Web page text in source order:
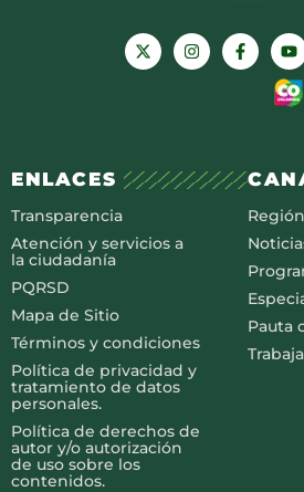
ENLACES
Transparencia
Atención y servicios a
la ciudadanía
PQRSD
Mapa de Sitio
Términos y condiciones
Política de privacidad y
tratamiento de datos
personales.
Política de derechos de
autor y/o autorización
de uso sobre los
contenidos.
Región
Pauta